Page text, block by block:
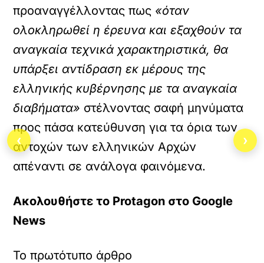
χ
ό
ε
ο
.
προαναγγέλλοντας πως «όταν
ολοκληρωθεί η έρευνα και εξαχθούν τα
αναγκαία τεχνικά χαρακτηριστικά, θα
υπάρξει αντίδραση εκ μέρους της
ελληνικής κυβέρνησης με τα αναγκαία
διαβήματα» στέλνοντας σαφή μηνύματα
προς πάσα κατεύθυνση για τα όρια των
αντοχών των ελληνικών Αρχών
απέναντι σε ανάλογα φαινόμενα.
Ακολουθήστε το Protagon στο Google
News
Το πρωτότυπο άρθρο
‹ ›